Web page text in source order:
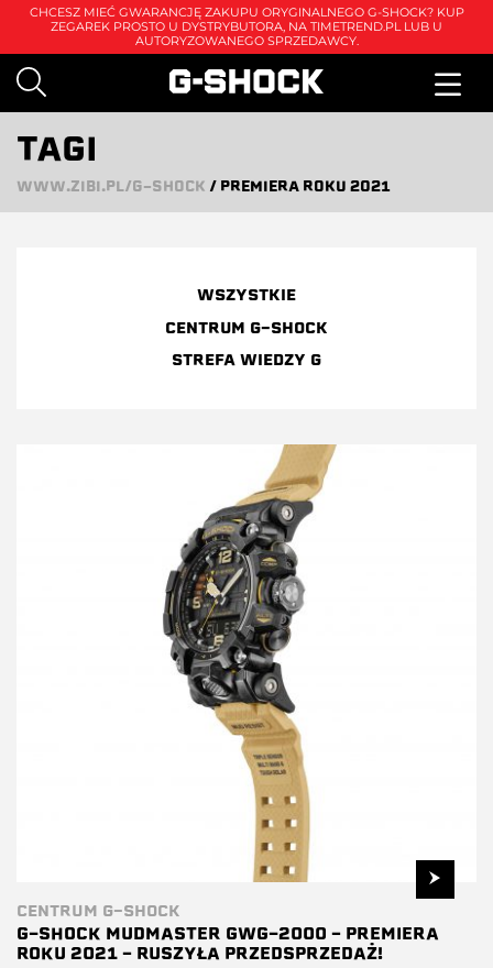
CHCESZ MIEĆ GWARANCJĘ ZAKUPU ORYGINALNEGO G-SHOCK? KUP
ZEGAREK PROSTO U DYSTRYBUTORA, NA TIMETREND.PL LUB U
AUTORYZOWANEGO SPRZEDAWCY.
TAGI
WWW.ZIBI.PL/G-SHOCK / PREMIERA ROKU 2021
WSZYSTKIE
CENTRUM G-SHOCK
STREFA WIEDZY G
CENTRUM G-SHOCK
G-SHOCK MUDMASTER GWG-2000 – PREMIERA
ROKU 2021 – RUSZYŁA PRZEDSPRZEDAŻ!